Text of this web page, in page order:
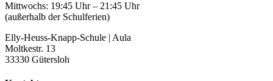
Mittwochs: 19:45 Uhr – 21:45 Uhr
(außerhalb der Schulferien)
Elly-Heuss-Knapp-Schule | Aula
Moltkestr. 13
33330 Gütersloh